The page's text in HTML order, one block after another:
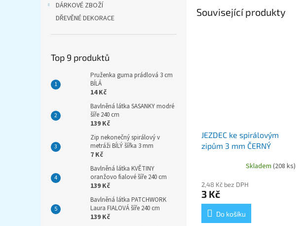
DÁRKOVÉ ZBOŽÍ
DŘEVĚNÉ DEKORACE
Top 9 produktů
Pruženka guma prádlová 3 cm
BÍLÁ
14 Kč
Bavlněná látka SASANKY modré
šíře 240 cm
139 Kč
Zip nekonečný spirálový v
metráži BÍLÝ šířka 3 mm
7 Kč
Bavlněná látka KVĚTINY
oranžovo fialové šíře 240 cm
139 Kč
Bavlněná látka PATCHWORK
Laura FIALOVÁ šíře 240 cm
139 Kč
Související produkty
JEZDEC ke spirálovým
zipům 3 mm ČERNÝ
Skladem (208 ks)
2,48 Kč bez DPH
3 Kč
Do košíku